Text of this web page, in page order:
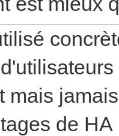
mais
de HA